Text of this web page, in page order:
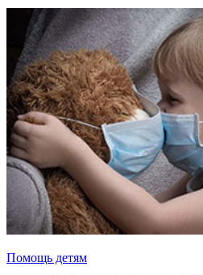
Помощь детям